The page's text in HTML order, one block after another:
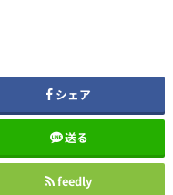
シェア
送る
feedly